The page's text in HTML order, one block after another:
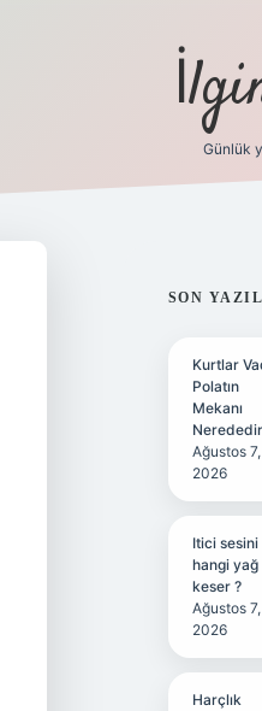
Günlük
SON
Kurtlar
Polatın
Mekanı
Ağustos 7,
2026
Itici sesini
hangi yağ
keser ?
Ağustos 7,
2026
Harçlık